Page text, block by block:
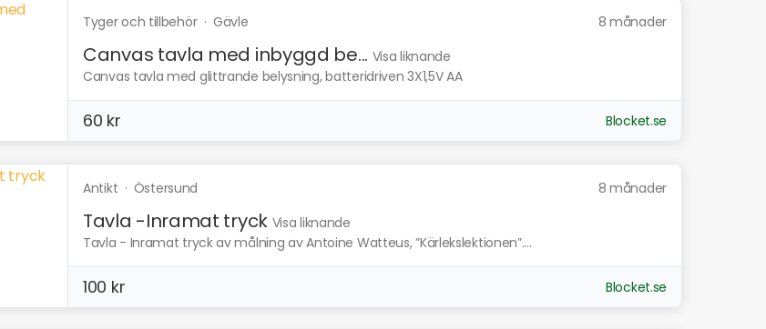
Tyger och tillbehör· Gävle 8 månader
Canvas tavla med inbyggd be... Visa liknande
Canvas tavla med glittrande belysning, batteridriven 3X1,5V AA
60 kr Blocket.se
Antikt · Östersund 8 månader
Tavla -Inramat tryck Visa liknande
Tavla - Inramat tryck av målning av Antoine Watteus, ”Kärlekslektionen”....
100 kr Blocket.se